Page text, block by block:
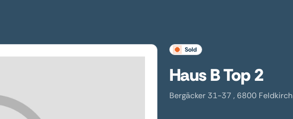
sold
Haus B Top 2
Bergäcker 31-37 , 6800 Feldkirch